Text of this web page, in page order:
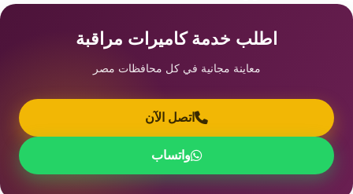
اطلب خدمة كاميرات مراقبة
معاينة مجانية في كل محافظات مصر
اتصل الآن
واتساب